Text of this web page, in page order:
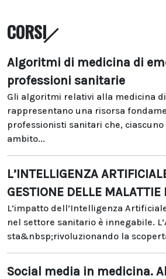
CORSI
Algoritmi di medicina di
professioni sanitarie
Gli algoritmi relativi alla medicina
rappresentano una risorsa
professionisti sanitari che,
ambito...
L’INTELLIGENZA
GESTIONE DELLE MALATTIE
L’impatto dell’Intelligenza
nel settore sanitario è innegabile.
sta&nbsp;rivoluzionando la
Social media in medicina.